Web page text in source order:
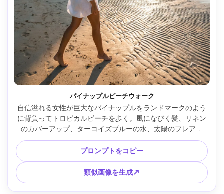
パイナップルビーチウォーク
自信溢れる女性が巨大なパイナップルをランドマークのよう
に背負ってトロピカルビーチを歩く。風になびく髪、リネン
のカバーアップ、ターコイズブルーの水、太陽のフレア、
Sony A1 24mm f/2.8で撮影、広角全身構図、砂のリーディン
グライン、鮮明なハイライト、パイナップルの皮のフォトリ
アルな質感、映画のような旅行写真 --ar 4:5
プロンプトをコピー
類似画像を生成↗